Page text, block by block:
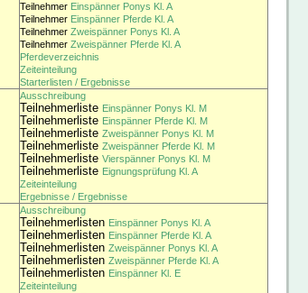
Teilnehmer Einspänner Ponys Kl. A
Teilnehmer Einspänner Pferde Kl. A
Teilnehmer Zweispänner Ponys Kl. A
Teilnehmer Zweispänner Pferde Kl. A
Pferdeverzeichnis
Zeiteinteilung
Starterlisten / Ergebnisse
Ausschreibung
Teilnehmerliste Einspänner Ponys Kl. M
Teilnehmerliste Einspänner Pferde Kl. M
Teilnehmerliste Zweispänner Ponys Kl. M
Teilnehmerliste Zweispänner Pferde Kl. M
Teilnehmerliste Vierspänner Ponys Kl. M
Teilnehmerliste Eignungsprüfung Kl. A
Zeiteinteilung
Ergebnisse / Ergebnisse
Ausschreibung
Teilnehmerlisten Einspänner Ponys Kl. A
Teilnehmerlisten Einspänner Pferde Kl. A
Teilnehmerlisten Zweispänner Ponys Kl. A
Teilnehmerlisten Zweispänner Pferde Kl. A
Teilnehmerlisten Einspänner Kl. E
Zeiteinteilung